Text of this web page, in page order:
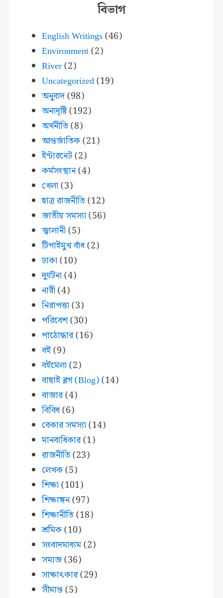
বিভাগ
English Writings(46)
Environment(2)
River(2)
Uncategorized(19)
অনুবাদ(98)
অন্যদৃষ্টি(192)
অর্থনীতি(8)
আন্তর্জাতিক(21)
ইন্টারনেট(2)
কর্মসংস্থান(4)
খেলা (3)
ছাত্র রাজনীতি(12)
জাতীয় সমস্যা (56)
জ্বালানী (5)
টিপাইমুখ বাঁধ(2)
ঢাকা (10)
দুর্ঘটনা (4)
নারী (4)
নিরাপত্তা (3)
পরিবেশ(30)
পাঠোদ্ধার(16)
বই(9)
বইমেলা (2)
বাছাই ব্লগ (Blog)(14)
বাজার(4)
বিবিধ(6)
বেকার সমস্যা (14)
মানবাধিকার(1)
রাজনীতি(23)
লেখক(5)
শিক্ষা (101)
শিক্ষাঙ্গন(97)
শিক্ষানীতি(18)
শ্রমিক(10)
সংবাদমাধ্যম(2)
সমাজ(36)
সাক্ষাৎকার(29)
সীমান্ত(5)